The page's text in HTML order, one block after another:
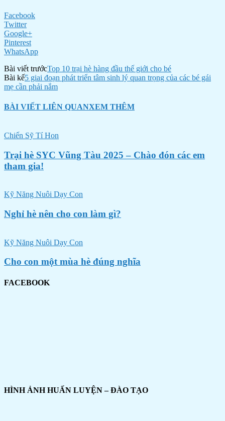
Facebook
Twitter
Google+
Pinterest
WhatsApp
Bài viết trướcTop 10 trại hè hàng đầu thế giới cho bé
Bài kế5 giai đoạn phát triển tâm sinh lý quan trọng của các bé gái
mẹ cần phải nắm
BÀI VIẾT LIÊN QUANXEM THÊM
Chiến Sỹ Tí Hon
Trại hè SYC Vũng Tàu 2025 – Chào đón các em
tham gia!
Kỹ Năng Nuôi Dạy Con
Nghỉ hè nên cho con làm gì?
Kỹ Năng Nuôi Dạy Con
Cho con một mùa hè đúng nghĩa
FACEBOOK
HÌNH ẢNH HUẤN LUYỆN – ĐÀO TẠO